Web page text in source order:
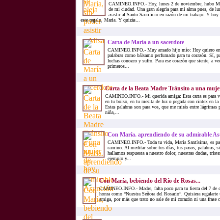
CAMINEO.INFO.- Hoy, lunes 2 de noviembre, hubo
de mi ciudad. Una gran alegría para mi alma pues, de
asistir al Santo Sacrificio en razón de mi trabajo. Y hoy
este regalo, Maria. Y quizás...
Carta de María a un sacerdote
CAMINEO.INFO.- Muy amado hijo mío: Hoy quiero
palabras como bálsamo perfumado para tu corazón. Sí,
luchas conozco y sufro. Para ese corazón que siente, a
primeros...
Carta de la Beata Madre Tránsito a una
CAMINEO.INFO.- Mi querida amiga: Esta carta es para
en tu bolso, en tu mesita de luz o pegada con cintex en
Estas palabras son para vos, que me mirás entre lágrimas
niña,...
Con María. aprendiendo de su admirable
CAMINEO.INFO.- Toda tu vida, María Santísima, es
camino. Al meditar sobre tus días, tus pasos, palabras,
hallamos respuesta a nuestro dolor, nuestras dudas,
ejemplo y...
Con María, bebiendo del Río de Rosas...
CAMINEO.INFO.- Madre, falta poco para tu fiesta del 7 de
honra como “Nuestra Señora del Rosario”. Quisiera regalarte
amiga, por más que trato no sale de mi corazón ni una frase